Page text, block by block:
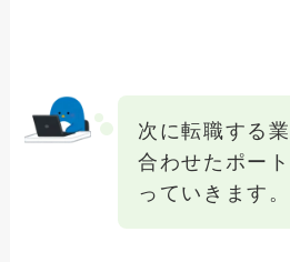
次に転職する
合わせたポー
っていきます。